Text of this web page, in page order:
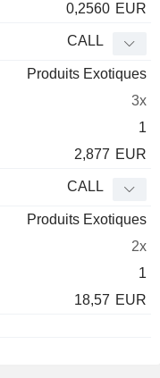
0,2560 EUR
CALL
Produits Exotiques
3x
1
2,877 EUR
CALL
Produits Exotiques
2x
1
18,57 EUR